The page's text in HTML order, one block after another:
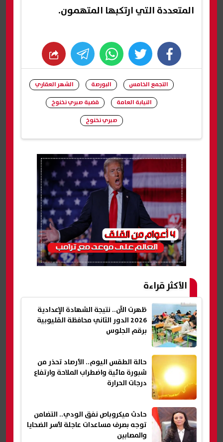
المتعددة التي ارتكبها المتهمون.
facebook
twitter
whats
التجمع الخامس البورصة
الشهر العقاري
النيابة العامة
قضية صبري نخنوخ
صبري نخنوخ
الأكثر قراءة
ظهرت الآن.. نتيجة الشهادة الإعدادية
2026 الدور الثاني محافظة القليوبية
برقم الجلوس
حالة الطقس اليوم.. الأرصاد تحذر من
شبورة مائية واضطراب الملاحة وارتفاع
درجات الحرارة
حادث ميكروباص نفق الودي.. التضامن
توجه بصرف مساعدات عاجلة لأسر الضحايا
والمصابين